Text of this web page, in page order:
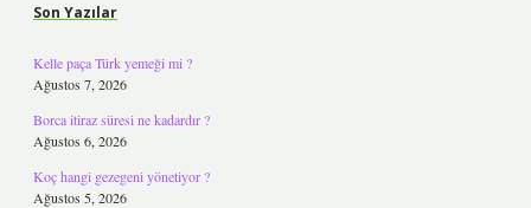
Son Yazılar
Kelle paça Türk yemeği mi ?
Ağustos 7, 2026
Borca itiraz süresi ne kadardır ?
Ağustos 6, 2026
Koç hangi gezegeni yönetiyor ?
Ağustos 5, 2026